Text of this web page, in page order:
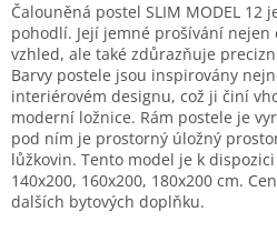
Čalouněná postel SLIM MODEL 12
pohodlí. Její jemné prošívání
vzhled, ale také zdůrazňuje
Barvy postele jsou inspirovány
interiérovém designu, což ji činí
moderní ložnice. Rám postele je
pod ním je prostorný úložný
lůžkovin. Tento model je k
140x200, 160x200, 180x200 cm.
dalších bytových doplňku.